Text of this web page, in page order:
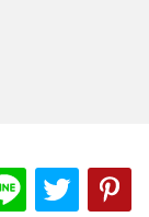
至 Facebook-
分享至分享